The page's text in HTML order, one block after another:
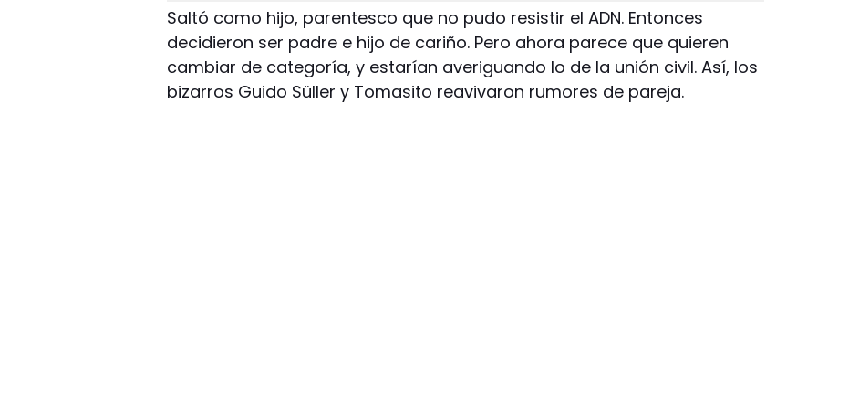
Saltó como hijo, parentesco que no pudo resistir el ADN. Entonces
decidieron ser padre e hijo de cariño. Pero ahora parece que quieren
cambiar de categoría, y estarían averiguando lo de la unión civil. Así, los
bizarros Guido Süller y Tomasito reavivaron rumores de pareja.